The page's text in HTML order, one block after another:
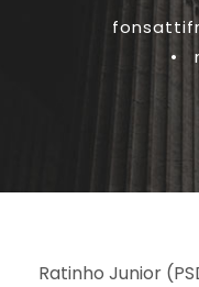
•
Ratinho Junior